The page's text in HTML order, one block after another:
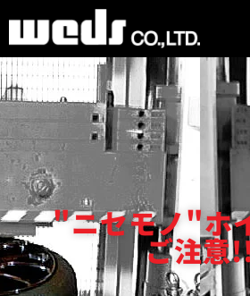
"ニセモノ"ホ
ご注意